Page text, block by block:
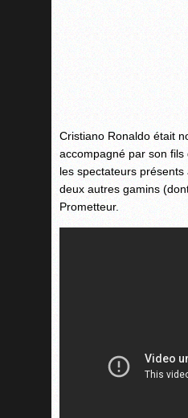
Cristiano Ronaldo était
accompagné par son
les spectateurs
deux autres gamins
Prometteur.